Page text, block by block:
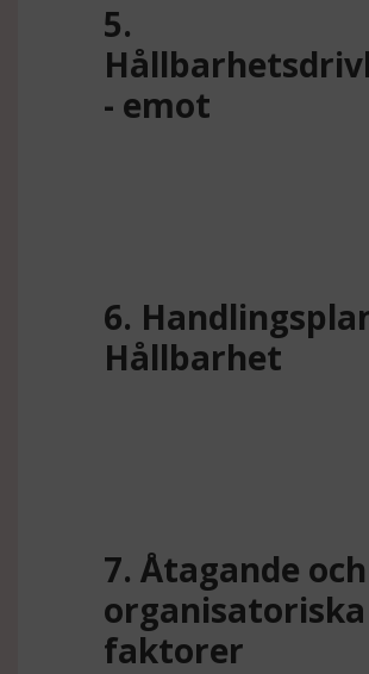
5.
- emot
6.
Hållbarhet
7. Åtagande och
organisatoriska
faktorer